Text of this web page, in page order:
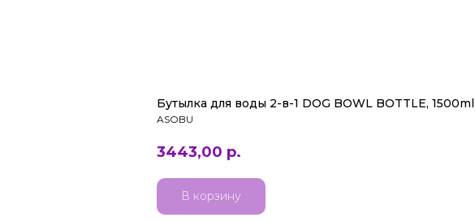
Бутылка для воды 2-в-1 DOG BOWL BOTTLE, 1500ml
ASOBU
3443,00 р.
В корзину